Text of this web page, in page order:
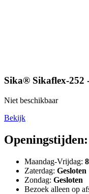
Sika® Sikaflex-252
Niet beschikbaar
Bekijk
Openingstijden:
Maandag-Vrijdag:
Zaterdag: Gesloten
Zondag: Gesloten
Bezoek alleen op